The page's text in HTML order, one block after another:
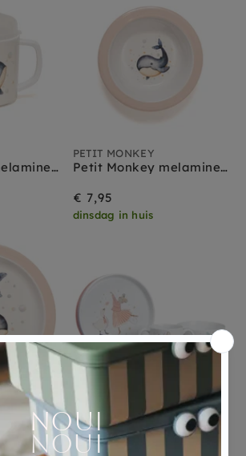
Petit Monkey melamine tuitbeker met oren Whale
PETIT MONKEY
Petit Monkey melamine bakje Whale
€ 7,95
dinsdag in huis
Petit Monkey melamine bord Whale
MOULIN ROTY